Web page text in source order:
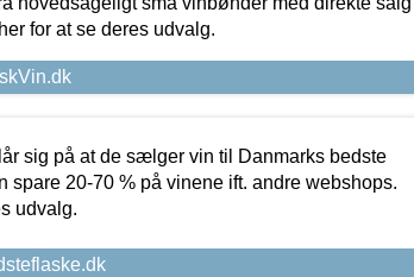
for at se deres udvalg.
sig på at de sælger vin til Danmarks bedste
spare 20-70 % på vinene ift. andre webshops.
udvalg.